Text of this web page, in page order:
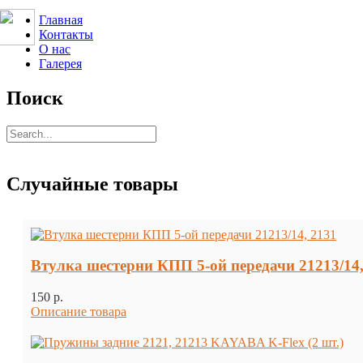
Главная
Контакты
О нас
Галерея
Поиск
Случайные товары
Втулка шестерни КПП 5-ой передачи 21213/
150 p.
Описание товара